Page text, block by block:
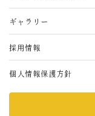
ギャラリー
採用情報
個人情報保護方針